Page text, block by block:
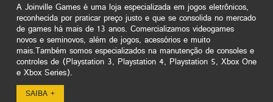
A Joinville Games é uma loja especializada em jogos eletrônicos,
reconhecida por praticar preço justo e que se consolida no mercado
de games há mais de 13 anos. Comercializamos videogames
novos e seminovos, além de jogos, acessórios e muito
mais.Também somos especializados na manutenção de consoles e
controles de (Playstation 3, Playstation 4, Playstation 5, Xbox One
e Xbox Series).
SAIBA +